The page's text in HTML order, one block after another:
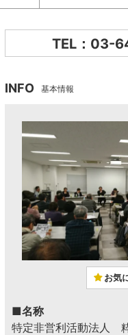
TEL：03-
INFO 基本情報
お気
■名称
特定非営利活動法人